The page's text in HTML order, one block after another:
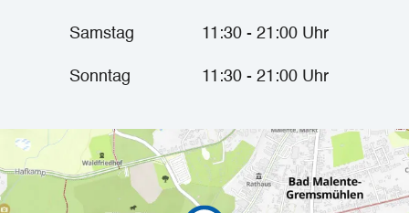
Samstag 11:30 - 21:00 Uhr
Sonntag 11:30 - 21:00 Uhr